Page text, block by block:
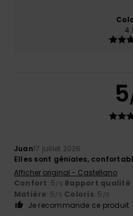
5
Juan17 juillet 2026
Elles sont géniales,
Afficher original - Castellano
Confort: 5/5 Rapport qualité
Matière: 5/5 Coloris: 5 /5
Je recommande ce produit